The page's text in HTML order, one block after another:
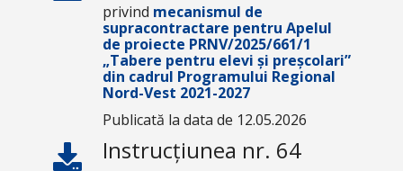
privind mecanismul de
supracontractare pentru Apelul
de proiecte PRNV/2025/661/1
„Tabere pentru elevi și preșcolari”
din cadrul Programului Regional
Nord-Vest 2021-2027
Publicată la data de 12.05.2026
Instrucțiunea nr. 64